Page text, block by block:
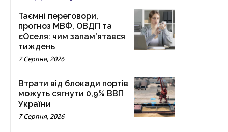
Таємні переговори,
прогноз МВФ, ОВДП та
єОселя: чим запам’ятався
тиждень
7 Серпня, 2026
Втрати від блокади портів
можуть сягнути 0,9% ВВП
України
7 Серпня, 2026